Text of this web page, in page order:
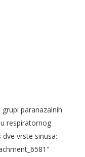
paranazalnih
respiratornog
vrste sinusa: